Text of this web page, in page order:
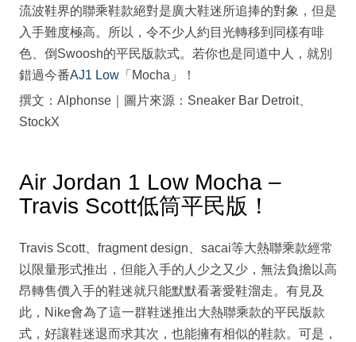
流波鞋界的聯乘鞋款絕對是廣大鞋迷所追捧的對象，但是
入手難度極高。所以，令不少人約目光轉移到同樣有啡
色、倒Swoosh的平民版款式。若你也是同道中人，就別
錯過今番AJ1 Low 「Mocha」！
撰文：Alphonse｜圖片來源：Sneaker Bar Detroit、
StockX
Air Jordan 1 Low Mocha –
Travis Scott低筒平民版！
Travis Scott、fragment design、sacai等大熱聯乘款經常
以限量形式推出，但能入手的人少之又少，無法負擔以高
昂轉售價入手的鞋迷就只能默默看著愛鞋溜走。有見及
此，Nike會為了這一群鞋迷推出大熱聯乘款的平民版款
式，好讓鞋迷退而求其次，也能擁有相似的鞋款。可是，